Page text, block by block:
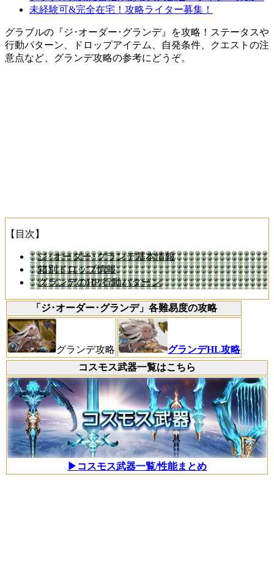
未経験可&完全在宅！攻略ライター募集！
グラブルの『ジ･オーダー･グランデ』を攻略！ステータスや
行動パターン、ドロップアイテム、自発条件、クエストの注
意点など、グランデ攻略の参考にどうぞ。
【目次】
ジ･オーダー･グランデ基本情報
箱別ドロップ情報
グランデのHP/行動パターン
「ジ･オーダー･グランデ」各難易度の攻略
グランデ攻略
グランデHL攻略
コスモス武器一覧はこちら
▶コスモス武器一覧/性能まとめ